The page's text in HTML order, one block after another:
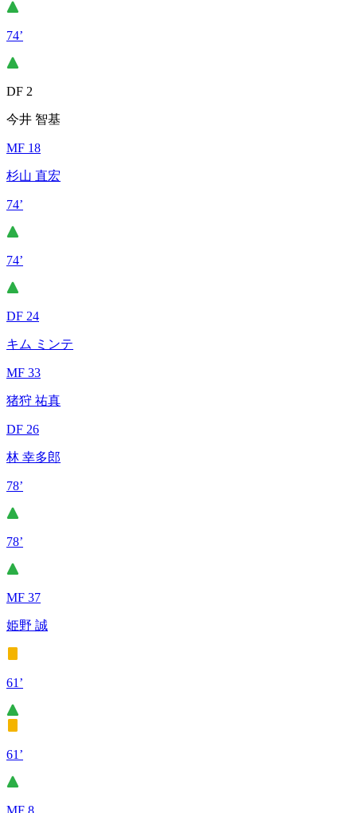
74’
DF 2
今井 智基
MF 18
杉山 直宏
74’
74’
DF 24
キム ミンテ
MF 33
猪狩 祐真
DF 26
林 幸多郎
78’
78’
MF 37
姫野 誠
61’
61’
MF 8